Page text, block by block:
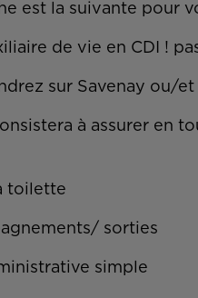
est la suivante pour
de vie en CDI !
sur Savenay ou/
à assurer en
toilette
sorties
simple